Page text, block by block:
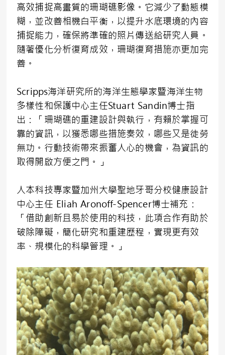
高效捕捉高畫質的珊瑚礁影像。它減少了動態模
糊，並改善相機白平衡，以提升水底環境的內容
捕捉能力，確保將準確的照片傳送給研究人員。
隨著優化分析復育成效，珊瑚復育措施亦更加完
善。
Scripps海洋研究所的海洋生態學家暨海洋生物
多樣性和保護中心主任Stuart Sandin博士指
出：「珊瑚礁的重建設計與執行，有賴於掌握可
靠的資訊，以獲悉哪些措施奏效，哪些又是徒勞
無功。行動技術帶來振奮人心的機會，為資訊的
取得開啟方便之門。」
人本科技專家暨加州大學聖地牙哥分校健康設計
中心主任 Eliah Aronoff-Spencer博士補充：
「借助創新且易於使用的科技，此項合作有助於
破除障礙，簡化研究和重建歷程，實現更有效
率、規模化的科學管理。」